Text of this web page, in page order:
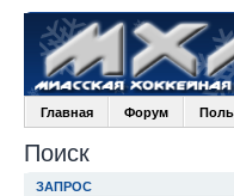
Главная Форум
Поиск
ЗАПРОС